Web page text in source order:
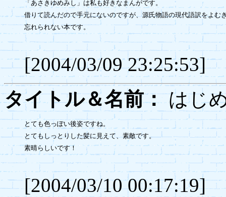
「あさきゆめみし」は私も好きなまんがです。
借りて読んだので手元にないのですが、源氏物語の現代語訳をよむ
忘れられない本です。
[2004/03/09 23:25:53]
タイトル＆名前：は
とても色っぽい後姿ですね。
とてもしっとりした髪に見えて、素敵です。
素晴らしいです！
[2004/03/10 00:17:19]